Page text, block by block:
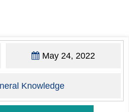
May 24, 2022
Knowledge